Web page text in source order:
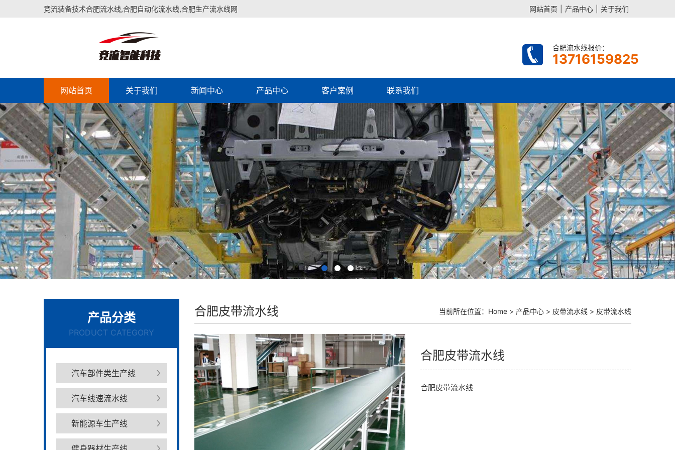
竞流装备技术合肥流水线,合肥自动化流水线,合肥生产流水线网 网站首页 产品中心 关于我们
合肥流水线报价：
13716159825
网站首页 关于我们 新闻中心 产品中心 客户案例 联系我们
产品分类
PRODUCT CATEGORY
汽车部件类生产线
汽车线速流水线
新能源车生产线
合肥皮带流水线 当前所在位置： Home > 产品中心 > 皮带流水线 > 皮带流水线
合肥皮带流水线
合肥皮带流水线